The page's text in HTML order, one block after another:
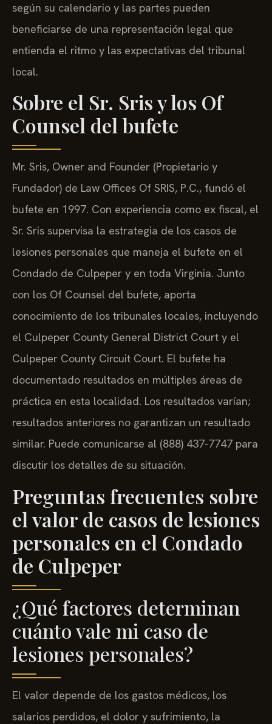
según su calendario y las partes pueden
beneficiarse de una representación legal que
entienda el ritmo y las expectativas del tribunal
local.
Sobre el Sr. Sris y los Of
Counsel del bufete
Mr. Sris, Owner and Founder (Propietario y
Fundador) de Law Offices Of SRIS, P.C., fundó el
bufete en 1997. Con experiencia como ex fiscal, el
Sr. Sris supervisa la estrategia de los casos de
lesiones personales que maneja el bufete en el
Condado de Culpeper y en toda Virginia. Junto
con los Of Counsel del bufete, aporta
conocimiento de los tribunales locales, incluyendo
el Culpeper County General District Court y el
Culpeper County Circuit Court. El bufete ha
documentado resultados en múltiples áreas de
práctica en esta localidad. Los resultados varían;
resultados anteriores no garantizan un resultado
similar. Puede comunicarse al (888) 437-7747 para
discutir los detalles de su situación.
Preguntas frecuentes sobre
el valor de casos de lesiones
personales en el Condado
de Culpeper
¿Qué factores determinan
cuánto vale mi caso de
lesiones personales?
El valor depende de los gastos médicos, los
salarios perdidos, el dolor y sufrimiento, la